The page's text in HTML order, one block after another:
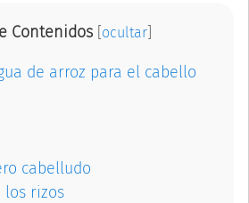
Contenidos ocultar
de arroz para el cabello
cabelludo
los rizos